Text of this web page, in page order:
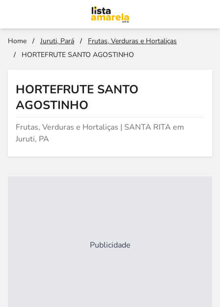
Home / Juruti, Pará /
Frutas, Verduras e Hortaliças
/
HORTEFRUTE SANTO AGOSTINHO
HORTEFRUTE SANTO
AGOSTINHO
Frutas, Verduras e Hortaliças | SANTA RITA em
Juruti, PA
Publicidade